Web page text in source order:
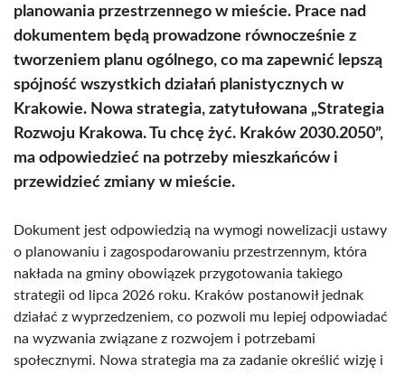
planowania przestrzennego w mieście. Prace nad
dokumentem będą prowadzone równocześnie z
tworzeniem planu ogólnego, co ma zapewnić lepszą
spójność wszystkich działań planistycznych w
Krakowie. Nowa strategia, zatytułowana „Strategia
Rozwoju Krakowa. Tu chcę żyć. Kraków 2030.2050”,
ma odpowiedzieć na potrzeby mieszkańców i
przewidzieć zmiany w mieście.
Dokument jest odpowiedzią na wymogi nowelizacji ustawy
o planowaniu i zagospodarowaniu przestrzennym, która
nakłada na gminy obowiązek przygotowania takiego
strategii od lipca 2026 roku. Kraków postanowił jednak
działać z wyprzedzeniem, co pozwoli mu lepiej odpowiadać
na wyzwania związane z rozwojem i potrzebami
społecznymi. Nowa strategia ma za zadanie określić wizję i